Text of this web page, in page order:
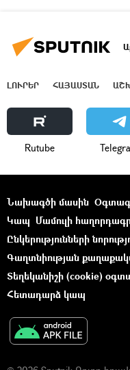
ԼՈՒՐԵՐ ՀԱՅԱՍՏԱՆ
Rutube
Նախագծի մասին
Կապ Մամուլի
Ընկերությունների
Գաղտնիության
Տեղեկանիշի (cookie)
Հետադարձ կապ